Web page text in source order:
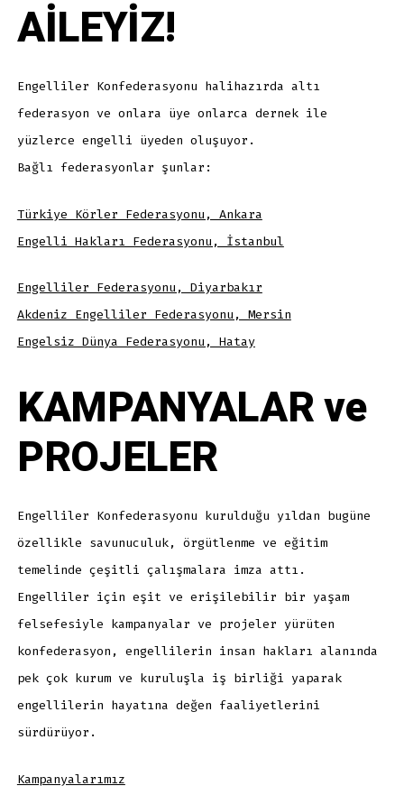
AİLEYİZ!
Engelliler Konfederasyonu halihazırda altı
federasyon ve onlara üye onlarca dernek ile
yüzlerce engelli üyeden oluşuyor.
Bağlı federasyonlar şunlar:
Türkiye Körler Federasyonu, Ankara
Engelli Hakları Federasyonu, İstanbul
Engelliler Federasyonu, Diyarbakır
Akdeniz Engelliler Federasyonu, Mersin
Engelsiz Dünya Federasyonu, Hatay
KAMPANYALAR ve
PROJELER
Engelliler Konfederasyonu kurulduğu yıldan bugüne
özellikle savunuculuk, örgütlenme ve eğitim
temelinde çeşitli çalışmalara imza attı.
Engelliler için eşit ve erişilebilir bir yaşam
felsefesiyle kampanyalar ve projeler yürüten
konfederasyon, engellilerin insan hakları alanında
pek çok kurum ve kuruluşla iş birliği yaparak
engellilerin hayatına değen faaliyetlerini
sürdürüyor.
Kampanyalarımız